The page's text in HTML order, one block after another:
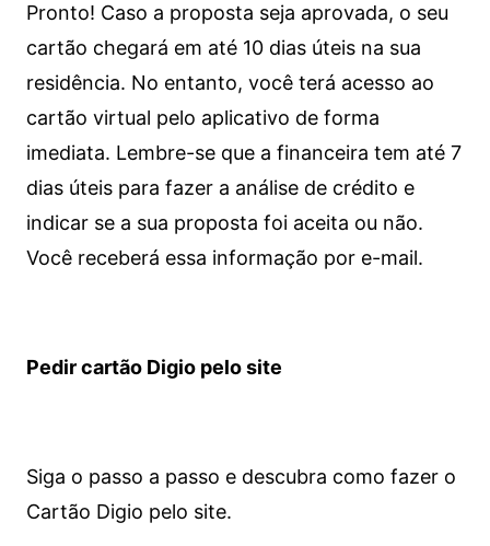
Pronto! Caso a proposta seja aprovada, o seu
cartão chegará em até 10 dias úteis na sua
residência. No entanto, você terá acesso ao
cartão virtual pelo aplicativo de forma
imediata. Lembre-se que a financeira tem até 7
dias úteis para fazer a análise de crédito e
indicar se a sua proposta foi aceita ou não.
Você receberá essa informação por e-mail.
Pedir cartão Digio pelo site
Siga o passo a passo e descubra como fazer o
Cartão Digio pelo site.